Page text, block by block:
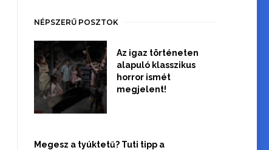
NÉPSZERŰ POSZTOK
Az igaz történeten
alapuló klasszikus
horror ismét
megjelent!
Megesz a tyúktetű? Tuti tipp a